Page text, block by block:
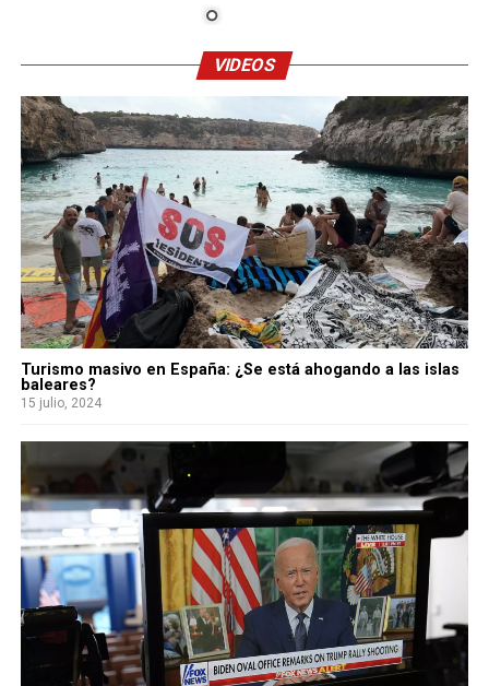
VIDEOS
Turismo masivo en España: ¿Se está ahogando a las islas
baleares?
15 julio, 2024